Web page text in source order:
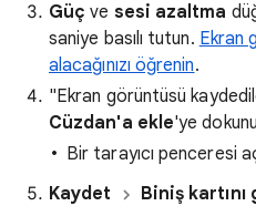
Güç ve sesi azaltma
saniye basılı tutun. Ekran
alacağınızı öğrenin.
"Ekran görüntüsü
Cüzdan'a ekle'ye
Bir tarayıcı penceresi
Kaydet
Biniş